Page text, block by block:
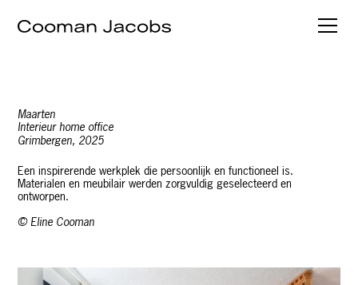
Maarten
Interieur home office
Grimbergen, 2025
Een inspirerende werkplek die persoonlijk en functioneel is.
Materialen en meubilair werden zorgvuldig geselecteerd en
ontworpen.
© Eline Cooman